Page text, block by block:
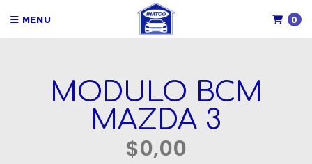
MENU 0
MODULO BCM
MAZDA 3
$0,00